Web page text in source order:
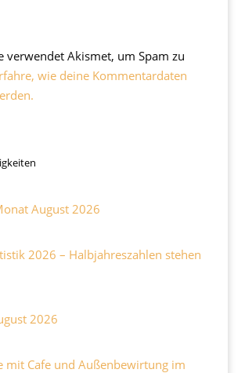
verwendet Akismet, um Spam zu
wie deine Kommentardaten
August 2026
2026 – Halbjahreszahlen stehen
2026
mit Cafe und Außenbewirtung im